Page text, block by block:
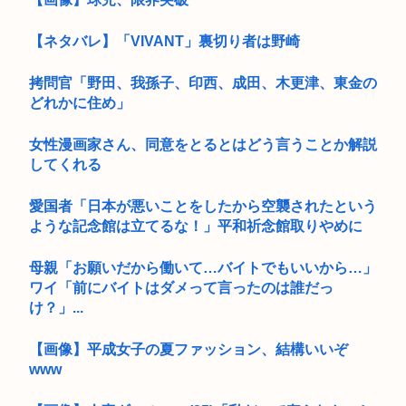
【ネタバレ】「VIVANT」裏切り者は野崎
拷問官「野田、我孫子、印西、成田、木更津、東金の
どれかに住め」
女性漫画家さん、同意をとるとはどう言うことか解説
してくれる
愛国者「日本が悪いことをしたから空襲されたという
ような記念館は立てるな！」平和祈念館取りやめに
母親「お願いだから働いて…バイトでもいいから…」
ワイ「前にバイトはダメって言ったのは誰だっ
け？」...
【画像】平成女子の夏ファッション、結構いいぞ
www